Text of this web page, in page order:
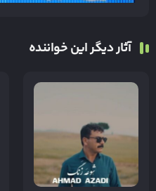
آثار دیگر این خواننده